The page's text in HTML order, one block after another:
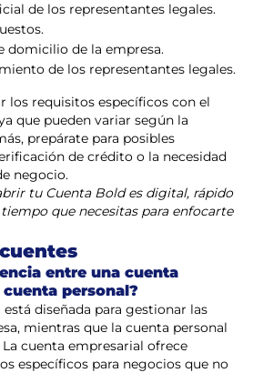
de los representantes legales.
domicilio de la empresa.
de los representantes legales.
los requisitos específicos con el
que pueden variar según la
prepárate para posibles
de crédito o la necesidad
negocio.
tu Cuenta Bold es digital, rápido
que necesitas para enfocarte
entre una cuenta
personal?
diseñada para gestionar las
mientras que la cuenta personal
cuenta empresarial ofrece
específicos para negocios que no